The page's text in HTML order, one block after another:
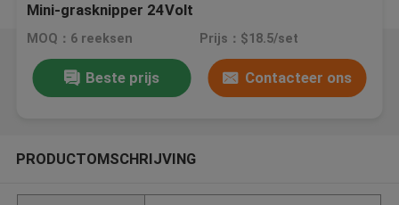
Mini-grasknipper 24Volt
MOQ：6 reeksen Prijs：$18.5/set
Beste prijs Contacteer ons
PRODUCTOMSCHRIJVING